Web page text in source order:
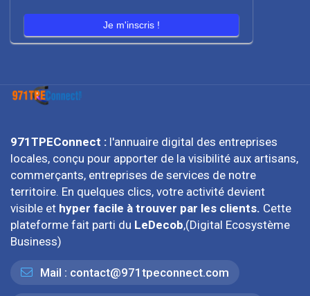
Je m'inscris !
971TPEConnect : l'annuaire digital des entreprises
locales, conçu pour apporter de la visibilité aux artisans,
commerçants, entreprises de services de notre
territoire. En quelques clics, votre activité devient
visible et hyper facile à trouver par les clients. Cette
plateforme fait parti du LeDecob,(Digital Ecosystème
Business)
Mail : contact@971tpeconnect.com